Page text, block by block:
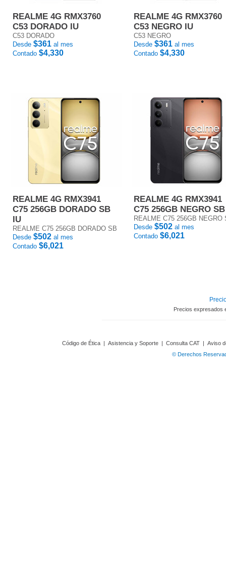
REALME 4G RMX3760
C53 DORADO IU
C53 DORADO
Desde $361 al mes
Contado $4,330
REALME 4G RMX3760
C53 NEGRO IU
C53 NEGRO
Desde $361 al mes
Contado $4,330
REALME 4G RMX3941
C75 256GB DORADO SB
IU
REALME C75 256GB DORADO SB
Desde $502 al mes
Contado $6,021
REALME 4G RMX3941
C75 256GB NEGRO
REALME C75 256GB NEGRO
Desde $502 al mes
Contado $6,021
Precios expresados
Código de Ética | Asistencia y Soporte | Consulta CAT | Aviso
© Derechos